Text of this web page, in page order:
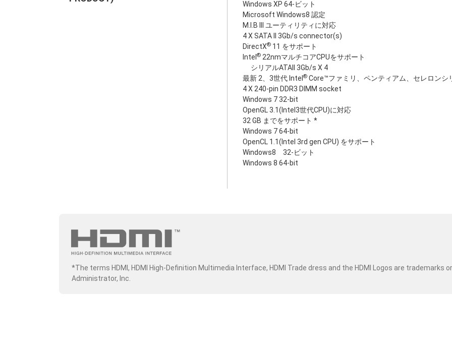
Windows XP 64-ビット
Microsoft Windows8 認定
M.I.B III ユーティリティに対応
4 X SATA II 3Gb/s connector(s)
DirectX® 11 をサポート
Intel ® 22nmマルチコアCPUをサポート
シリアルATAII 3Gb/s X 4
最新 2、3世代 Intel ® Core™ファミリ、ペンティアム、セレロンシ
4 X 240-pin DDR3 DIMM socket
Windows 7 32-bit
OpenGL 3.1(Intel3世代CPU)に対応
32 GB までをサポート *
Windows 7 64-bit
OpenCL 1.1(Intel 3rd gen CPU) をサポート
Windows8 32-ビット
Windows 8 64-bit
*The terms HDMI, HDMI High-Definition Multimedia Interface, HDMI Trade dress and the HDMI Logos are trademarks
Administrator, Inc.